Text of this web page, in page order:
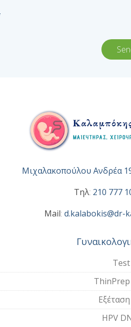
Μιχαλακοπούλου Ανδρέα
Τηλ: 210 777
Mail: d.kalabokis@dr-
Test
HPV